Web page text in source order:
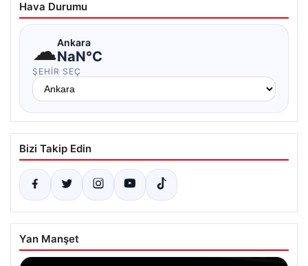
Hava Durumu
☁Ankara
NaN°C
ŞEHIR SEÇ
Bizi Takip Edin
Yan Manşet